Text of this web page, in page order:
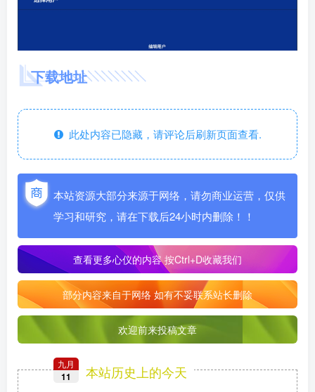
下载地址
此处内容已隐藏，请评论后刷新页面查看.
本站资源大部分来源于网络，请勿商业运营，仅供
学习和研究，请在下载后24小时内删除！！
查看更多心仪的内容按Ctrl+D收藏我们
部分内容来自于网络 如有不妥联系站长删除
欢迎前来投稿文章
九月
11 本站历史上的今天